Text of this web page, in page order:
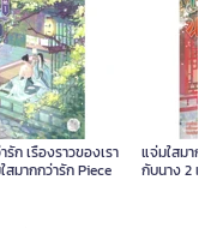
ก เรื่องราวของเรา
กับนาง 1 แจ่มใสมากกว่ารัก Piece
แจ่มใสมากก